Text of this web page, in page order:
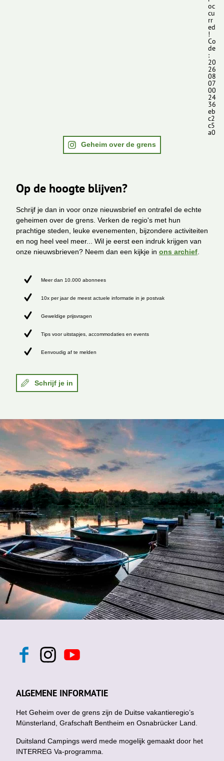
oc
cu
rr
ed
!
Co
de
:
20
26
08
07
00
24
36
eb
c2
c5
a0
Geheim over de grens
Op de hoogte blijven?
Schrijf je dan in voor onze nieuwsbrief en ontrafel de echte
geheimen over de grens. Verken de regio's met hun
prachtige steden, leuke evenementen, bijzondere activiteiten
en nog heel veel meer... Wil je eerst een indruk krijgen van
onze nieuwsbrieven? Neem dan een kijkje in ons archief
Meer dan 10.000 abonnees
10x per jaar de meest actuele informatie in je postvak
Geweldige prijsvragen
Tips voor uitstapjes, accommodaties en events
Eenvoudig af te melden
Schrijf je in
F
b
o
k
I
n
a
g
a
m
Y
o
u
b
ALGEMENE INFORMATIE
Het Geheim over de grens zijn de Duitse vakantieregio’s
Münsterland, Grafschaft Bentheim en Osnabrücker Land.
Duitsland Campings werd mede mogelijk gemaakt door het
INTERREG Va-programma.